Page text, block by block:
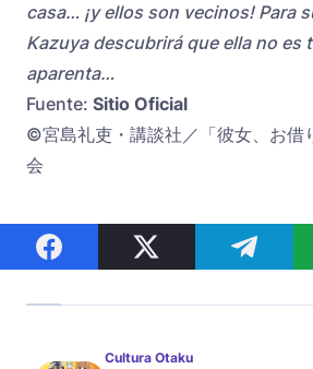
casa… ¡y ellos son vecinos! Para
Kazuya descubrirá que ella no es
aparenta…
Fuente: Sitio Oficial
©宮島礼吏・講談社／「彼女、お借
会
Cultura Otaku